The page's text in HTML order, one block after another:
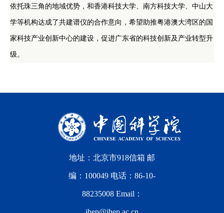
依托珠三角的地域优势，和香港科技大学、南方科技大学、中山大
学等机构达成了共建谱仪的合作意向，希望助推粤港澳大湾区的国
家科技产业创新中心的建设，促进广东省的科技创新及产业转型升
级。
地址：北京市918信箱 邮
编：100049 电话：86-10-
88235008 Email：